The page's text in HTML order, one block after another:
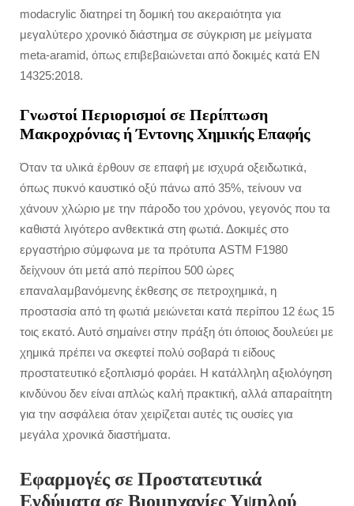
modacrylic διατηρεί τη δομική του ακεραιότητα για
μεγαλύτερο χρονικό διάστημα σε σύγκριση με μείγματα
meta-aramid, όπως επιβεβαιώνεται από δοκιμές κατά EN
14325:2018.
Γνωστοί Περιορισμοί σε Περίπτωση
Μακροχρόνιας ή Έντονης Χημικής Επαφής
Όταν τα υλικά έρθουν σε επαφή με ισχυρά οξειδωτικά,
όπως πυκνό καυστικό οξύ πάνω από 35%, τείνουν να
χάνουν χλώριο με την πάροδο του χρόνου, γεγονός που τα
καθιστά λιγότερο ανθεκτικά στη φωτιά. Δοκιμές στο
εργαστήριο σύμφωνα με τα πρότυπα ASTM F1980
δείχνουν ότι μετά από περίπου 500 ώρες
επαναλαμβανόμενης έκθεσης σε πετροχημικά, η
προστασία από τη φωτιά μειώνεται κατά περίπου 12 έως 15
τοις εκατό. Αυτό σημαίνει στην πράξη ότι όποιος δουλεύει με
χημικά πρέπει να σκεφτεί πολύ σοβαρά τι είδους
προστατευτικό εξοπλισμό φοράει. Η κατάλληλη αξιολόγηση
κινδύνου δεν είναι απλώς καλή πρακτική, αλλά απαραίτητη
για την ασφάλεια όταν χειρίζεται αυτές τις ουσίες για
μεγάλα χρονικά διαστήματα.
Εφαρμογές σε Προστατευτικά
Ενδύματα σε Βιομηχανίες Υψηλού